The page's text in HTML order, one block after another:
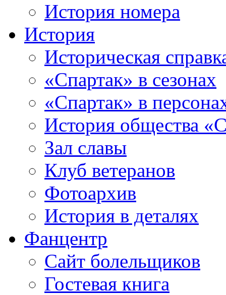
История номера
История
Историческая
«Спартак» в сезонах
«Спартак» в
История общества
Зал славы
Клуб ветеранов
Фотоархив
История в деталях
Фанцентр
Сайт болельщиков
Гостевая книга